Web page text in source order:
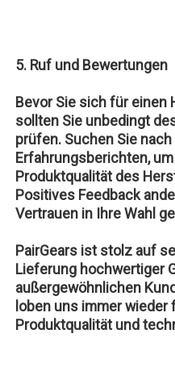
5. Ruf und Bewertungen
Bevor Sie sich für einen
sollten Sie unbedingt
prüfen. Suchen Sie
Erfahrungsberichten,
Produktqualität des
Positives Feedback
Vertrauen in Ihre Wahl
PairGears ist stolz auf
Lieferung hochwertiger
außergewöhnlichen
loben uns immer
Produktqualität und